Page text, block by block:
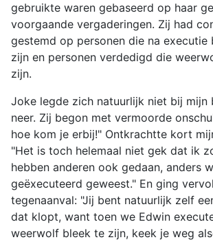
gebruikte waren gebaseerd op haar
voorgaande vergaderingen. Zij had
gestemd op personen die na executie
zijn en personen verdedigd die
zijn.
Joke legde zich natuurlijk niet bij mijn
neer. Zij begon met vermoorde
hoe kom je erbij!" Ontkrachtte kort
"Het is toch helemaal niet gek dat ik
hebben anderen ook gedaan, anders
geëxecuteerd geweest." En ging
tegenaanval: "Jij bent natuurlijk zelf
dat klopt, want toen we Edwin
weerwolf bleek te zijn, keek je weg